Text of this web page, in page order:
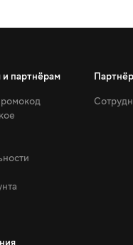
и партнёрам